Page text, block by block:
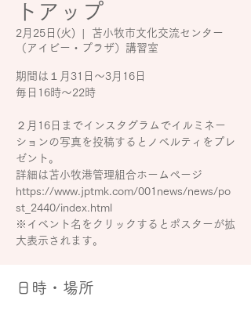
トアップ
2月25日(火)
苫小牧市文化交流センター
（アイビー・プラザ）講習室
期間は１月31日～3月16日
毎日16時～22時
２月16日までインスタグラムでイルミネー
ションの写真を投稿するとノベルティをプレ
ゼント。
詳細は苫小牧港管理組合ホームページ
https://www.jptmk.com/001news/news/po
st_2440/index.html
※イベント名をクリックするとポスターが拡
大表示されます。
日時・場所